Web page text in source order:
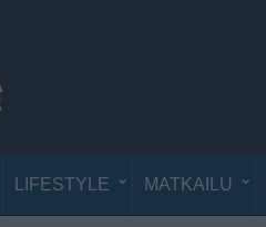
LIFESTYLE MATKAILU